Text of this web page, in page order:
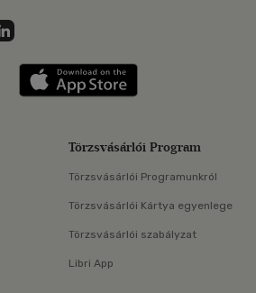
on
az Instagramon
Libri a LinkedInen
Libri applikáció Szerezd meg: Google
Törzsvásárlói Program
Törzsvásárlói Programunkról
Törzsvásárlói Kártya egyenlege
Törzsvásárlói szabályzat
Libri App